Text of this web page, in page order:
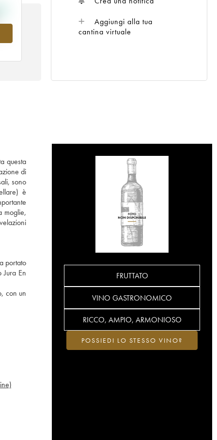
Aggiungi alla tua
cantina virtuale
questa
di
sono
è
portato
En
con un
FRUTTATO
VINO GASTRONOMICO
RICCO, AMPIO, ARMONIOSO
POSSIEDI LO STESSO VINO?